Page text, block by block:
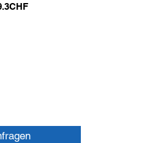
CHF